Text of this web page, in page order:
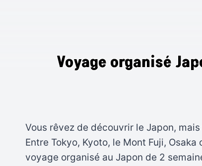
Voyage organisé
Vous rêvez de découvrir le Japon,
Entre Tokyo, Kyoto, le Mont Fuji,
voyage organisé au Japon de 2